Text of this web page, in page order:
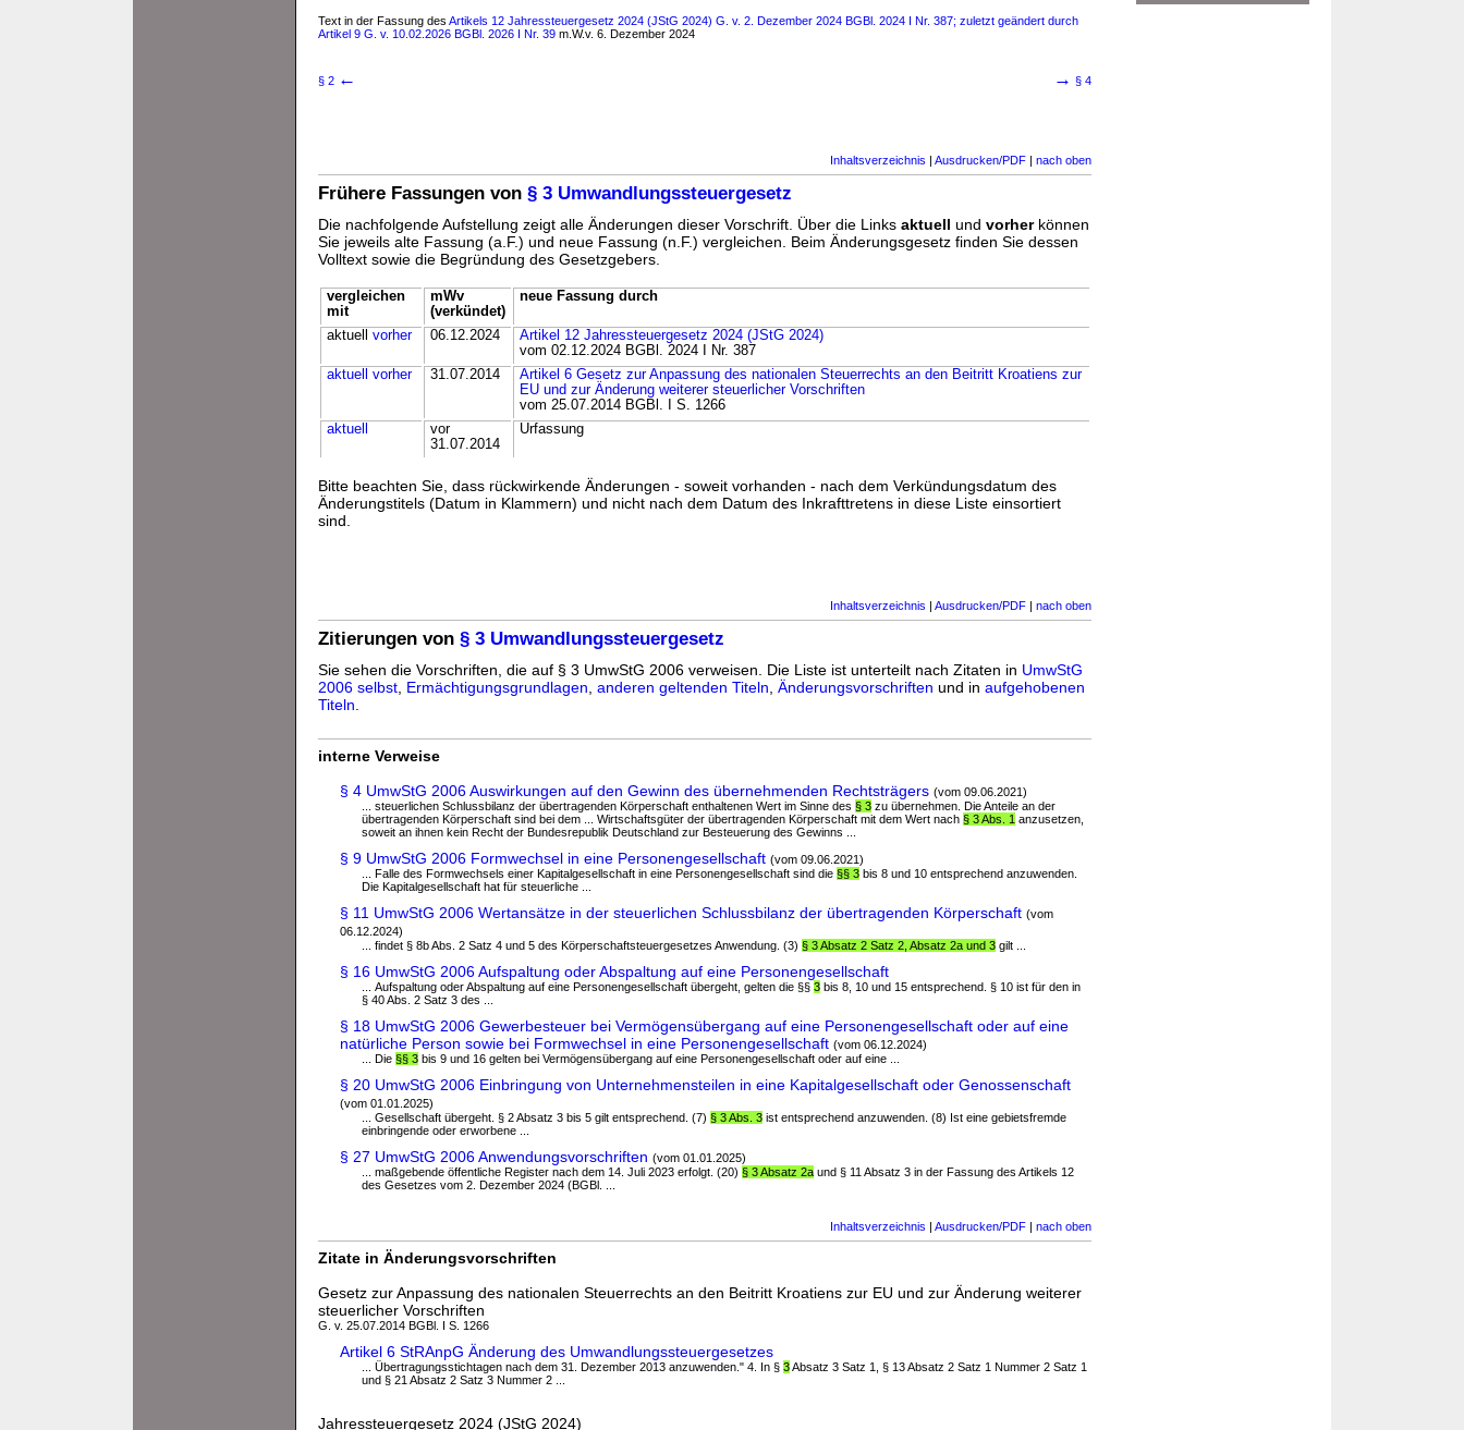
Text in der Fassung des Artikels 12 Jahressteuergesetz 2024 (JStG 2024) G. v. 2. Dezember 2024 BGBl. 2024 I Nr. 387; zuletzt geändert durch
Artikel 9 G. v. 10.02.2026 BGBl. 2026 I Nr. 39 m.W.v. 6. Dezember 2024
§ 2 ← → § 4
Inhaltsverzeichnis | Ausdrucken/PDF | nach oben
Frühere Fassungen von § 3 Umwandlungssteuergesetz
Die nachfolgende Aufstellung zeigt alle Änderungen dieser Vorschrift. Über die Links aktuell und vorherkönnen
Sie jeweils alte Fassung (a.F.) und neue Fassung (n.F.) vergleichen. Beim Änderungsgesetz finden Sie dessen
Volltext sowie die Begründung des Gesetzgebers.
vergleichen
mit
mWv
(verkündet)
neue Fassung durch
aktuell vorher 06.12.2024
Artikel 12 Jahressteuergesetz 2024 (JStG 2024)
vom 02.12.2024 BGBl. 2024 I Nr. 387
aktuell
vorher 31.07.2014
Artikel 6 Gesetz zur Anpassung des nationalen Steuerrechts an den Beitritt Kroatiens zur
EU und zur Änderung weiterer steuerlicher Vorschriften
vom 25.07.2014 BGBl. I S. 1266
aktuell
vor
31.07.2014
Urfassung
Bitte beachten Sie, dass rückwirkende Änderungen - soweit vorhanden - nach dem Verkündungsdatum des
Änderungstitels (Datum in Klammern) und nicht nach dem Datum des Inkrafttretens in diese Liste einsortiert
sind.
Inhaltsverzeichnis | Ausdrucken/PDF | nach oben
Zitierungen von § 3 Umwandlungssteuergesetz
Sie sehen die Vorschriften, die auf § 3 UmwStG 2006 verweisen. Die Liste ist unterteilt nach Zitaten in UmwStG
2006 selbst Ermächtigungsgrundlagen anderen geltenden Titeln Änderungsvorschriften und in aufgehobenen
Titeln
interne Verweise
§ 4 UmwStG 2006 Auswirkungen auf den Gewinn des übernehmenden Rechtsträgers (vom 09.06.2021)
... steuerlichen Schlussbilanz der übertragenden Körperschaft enthaltenen Wert im Sinne des § 3 zu übernehmen. Die Anteile an der
übertragenden Körperschaft sind bei dem ... Wirtschaftsgüter der übertragenden Körperschaft mit dem Wert nach § 3 Abs. 1 anzusetzen,
soweit an ihnen kein Recht der Bundesrepublik Deutschland zur Besteuerung des Gewinns ...
§ 9 UmwStG 2006 Formwechsel in eine Personengesellschaft (vom 09.06.2021)
... Falle des Formwechsels einer Kapitalgesellschaft in eine Personengesellschaft sind die §§ 3 bis 8 und 10 entsprechend anzuwenden.
Die Kapitalgesellschaft hat für steuerliche ...
§ 11 UmwStG 2006 Wertansätze in der steuerlichen Schlussbilanz der übertragenden Körperschaft (vom
06.12.2024)
... findet § 8b Abs. 2 Satz 4 und 5 des Körperschaftsteuergesetzes Anwendung. (3) § 3 Absatz 2 Satz 2, Absatz 2a und 3 gilt ...
§ 16 UmwStG 2006 Aufspaltung oder Abspaltung auf eine Personengesellschaft
... Aufspaltung oder Abspaltung auf eine Personengesellschaft übergeht, gelten die §§ 3 bis 8, 10 und 15 entsprechend. § 10 ist für den in
§ 40 Abs. 2 Satz 3 des ...
§ 18 UmwStG 2006 Gewerbesteuer bei Vermögensübergang auf eine Personengesellschaft oder auf eine
natürliche Person sowie bei Formwechsel in eine Personengesellschaft (vom 06.12.2024)
... Die §§ 3 bis 9 und 16 gelten bei Vermögensübergang auf eine Personengesellschaft oder auf eine ...
§ 20 UmwStG 2006 Einbringung von Unternehmensteilen in eine Kapitalgesellschaft oder Genossenschaft
(vom 01.01.2025)
... Gesellschaft übergeht. § 2 Absatz 3 bis 5 gilt entsprechend. (7) § 3 Abs. 3 ist entsprechend anzuwenden. (8) Ist eine gebietsfremde
einbringende oder erworbene ...
§ 27 UmwStG 2006 Anwendungsvorschriften (vom 01.01.2025)
... maßgebende öffentliche Register nach dem 14. Juli 2023 erfolgt. (20) § 3 Absatz 2a und § 11 Absatz 3 in der Fassung des Artikels 12
des Gesetzes vom 2. Dezember 2024 (BGBl. ...
Inhaltsverzeichnis | Ausdrucken/PDF | nach oben
Zitate in Änderungsvorschriften
Gesetz zur Anpassung des nationalen Steuerrechts an den Beitritt Kroatiens zur EU und zur Änderung weiterer
steuerlicher Vorschriften
G. v. 25.07.2014 BGBl. I S. 1266
Artikel 6 StRAnpG Änderung des Umwandlungssteuergesetzes
... Übertragungsstichtagen nach dem 31. Dezember 2013 anzuwenden." 4. In § 3Absatz 3 Satz 1, § 13 Absatz 2 Satz 1 Nummer 2 Satz 1
und § 21 Absatz 2 Satz 3 Nummer 2 ...
Jahressteuergesetz 2024 (JStG 2024)